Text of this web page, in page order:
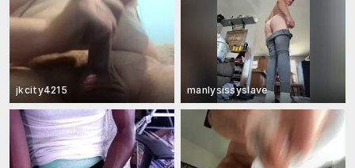
jkcity4215 manlysissyslave